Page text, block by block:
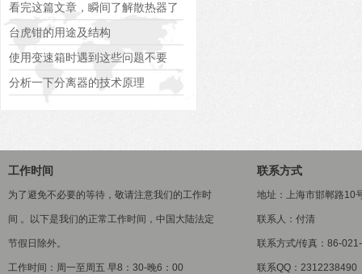
看完这篇文章，瞬间了解散热器了
台虎钳的用途及结构
使用变速箱时遇到这些问题不要
慌！
分析一下分离器的技术原理
工作时间
为了避免不必要的等待，敬请注意我们的工作时
间 。以下是我们的正常工作时间，中国大陆法定
节假日除外。
工作时间：周一至周五 早8：30-晚6：00
联系方式
地址：上海市邯郸路10
联系人：付清
联系方式/传真：86-
联系QQ：2312238490